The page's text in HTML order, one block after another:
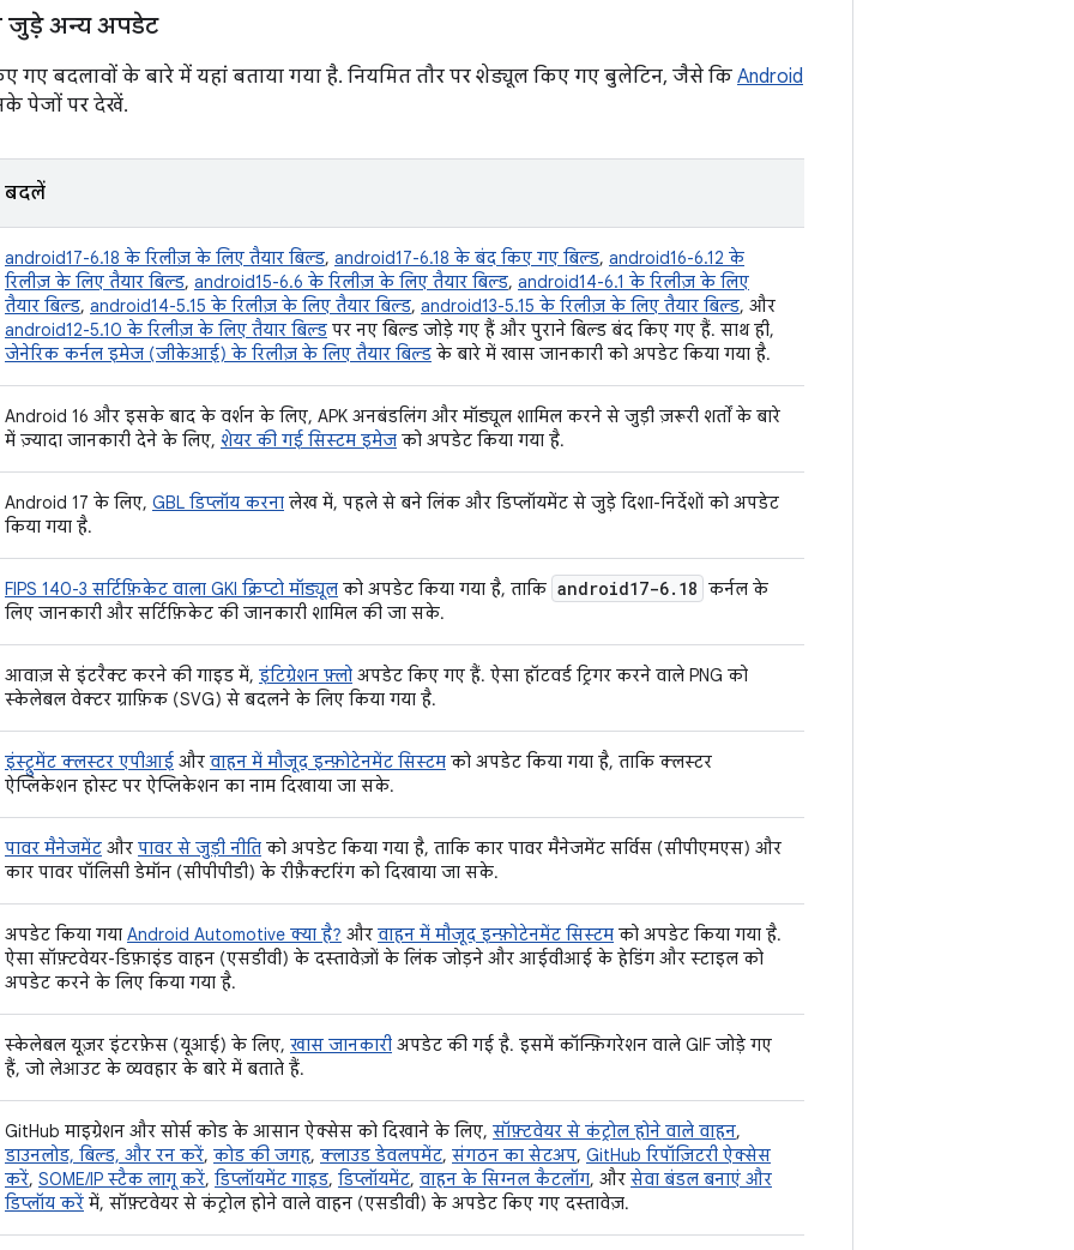
जुड़े अन्य अपडेट
गए बदलावों के बारे में यहां बताया गया है. नियमित तौर पर शेड्यूल किए गए बुलेटिन, जैसे कि Android
पेजों पर देखें.
बदलें
android17-6.18 के रिलीज़ के लिए तैयार बिल्ड, android17-6.18 के बंद किए गए बिल्ड, android16-6.12 के
रिलीज़ के लिए तैयार बिल्ड, android15-6.6 के रिलीज़ के लिए तैयार बिल्ड, android14-6.1 के रिलीज़ के लिए
तैयार बिल्ड, android14-5.15 के रिलीज़ के लिए तैयार बिल्ड, android13-5.15 के रिलीज़ के लिए तैयार बिल्ड, और
android12-5.10 के रिलीज़ के लिए तैयार बिल्ड पर नए बिल्ड जोड़े गए हैं और पुराने बिल्ड बंद किए गए हैं. साथ ही,
जेनेरिक कर्नल इमेज (जीकेआई) के रिलीज़ के लिए तैयार बिल्ड के बारे में खास जानकारी को अपडेट किया गया है.
Android 16 और इसके बाद के वर्शन के लिए, APK अनबंडलिंग और मॉड्यूल शामिल करने से जुड़ी ज़रूरी शर्तों के बारे
में ज़्यादा जानकारी देने के लिए, शेयर की गई सिस्टम इमेज को अपडेट किया गया है.
Android 17 के लिए, GBL डिप्लॉय करना लेख में, पहले से बने लिंक और डिप्लॉयमेंट से जुड़े दिशा-निर्देशों को अपडेट
किया गया है.
FIPS 140-3 सर्टिफ़िकेट वाला GKI क्रिप्टो मॉड्यूल को अपडेट किया गया है, ताकि android17-6. 18 कर्नल के
लिए जानकारी और सर्टिफ़िकेट की जानकारी शामिल की जा सके.
आवाज़ से इंटरैक्ट करने की गाइड में, इंटिग्रेशन फ़्लो अपडेट किए गए हैं. ऐसा हॉटवर्ड ट्रिगर करने वाले PNG को
स्केलेबल वेक्टर ग्राफ़िक (SVG) से बदलने के लिए किया गया है.
इंस्ट्रुमेंट क्लस्टर एपीआई और वाहन में मौजूद इन्फ़ोटेनमेंट सिस्टम को अपडेट किया गया है, ताकि क्लस्टर
ऐप्लिकेशन होस्ट पर ऐप्लिकेशन का नाम दिखाया जा सके.
पावर मैनेजमेंट और पावर से जुड़ी नीति को अपडेट किया गया है, ताकि कार पावर मैनेजमेंट सर्विस (सीपीएमएस) और
कार पावर पॉलिसी डेमॉन (सीपीपीडी) के रीफ़ैक्टरिंग को दिखाया जा सके.
अपडेट किया गया Android Automotive क्या है? और वाहन में मौजूद इन्फ़ोटेनमेंट सिस्टम को अपडेट किया गया है.
ऐसा सॉफ़्टवेयर-डिफ़ाइंड वाहन (एसडीवी) के दस्तावेज़ों के लिंक जोड़ने और आईवीआई के हेडिंग और स्टाइल को
अपडेट करने के लिए किया गया है.
स्केलेबल यूज़र इंटरफ़ेस (यूआई) के लिए, खास जानकारी अपडेट की गई है. इसमें कॉन्फ़िगरेशन वाले GIF जोड़े गए
हैं, जो लेआउट के व्यवहार के बारे में बताते हैं.
GitHub माइग्रेशन और सोर्स कोड के आसान ऐक्सेस को दिखाने के लिए, सॉफ़्टवेयर से कंट्रोल होने वाले वाहन,
डाउनलोड, बिल्ड, और रन करें, कोड की जगह, क्लाउड डेवलपमेंट, संगठन का सेटअप, GitHub रिपॉज़िटरी ऐक्सेस
करें, SOME/IP स्टैक लागू करें, डिप्लॉयमेंट गाइड, डिप्लॉयमेंट, वाहन के सिग्नल कैटलॉग, और सेवा बंडल बनाएं और
डिप्लॉय करें में, सॉफ़्टवेयर से कंट्रोल होने वाले वाहन (एसडीवी) के अपडेट किए गए दस्तावेज़.